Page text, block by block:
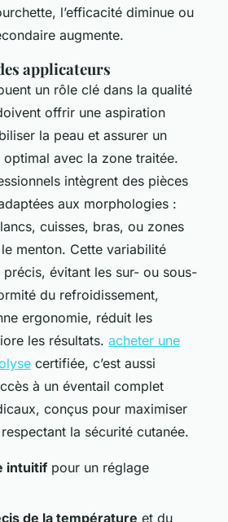
l’efficacité diminue ou
augmente.
applicateurs
un rôle clé dans la qualité
offrir une aspiration
la peau et assurer un
avec la zone traitée.
intègrent des pièces
aux morphologies :
cuisses, bras, ou zones
menton. Cette variabilité
évitant les sur- ou sous-
du refroidissement,
ergonomie, réduit les
les résultats. acheter une
certifiée, c’est aussi
à un éventail complet
conçus pour maximiser
la sécurité cutanée.
intuitif pour un réglage
de la température et du